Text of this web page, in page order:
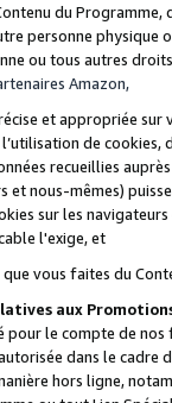
du Programme,
personne physique
ou tous autres
Amazon,
et appropriée sur
de
recueillies
et nous-mêmes)
sur les
l'exige, et
vous faites du
aux
le compte de nos
dans le cadre
hors ligne,